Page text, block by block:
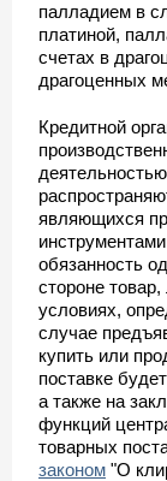
палладием в
платиной,
счетах в
драгоценных
Кредитной
являющихся
обязанность
стороне
условиях,
случае
купить или
поставке
а также на
функций
товарных
законом "О